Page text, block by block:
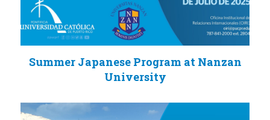
Summer Japanese Program at Nanzan
University